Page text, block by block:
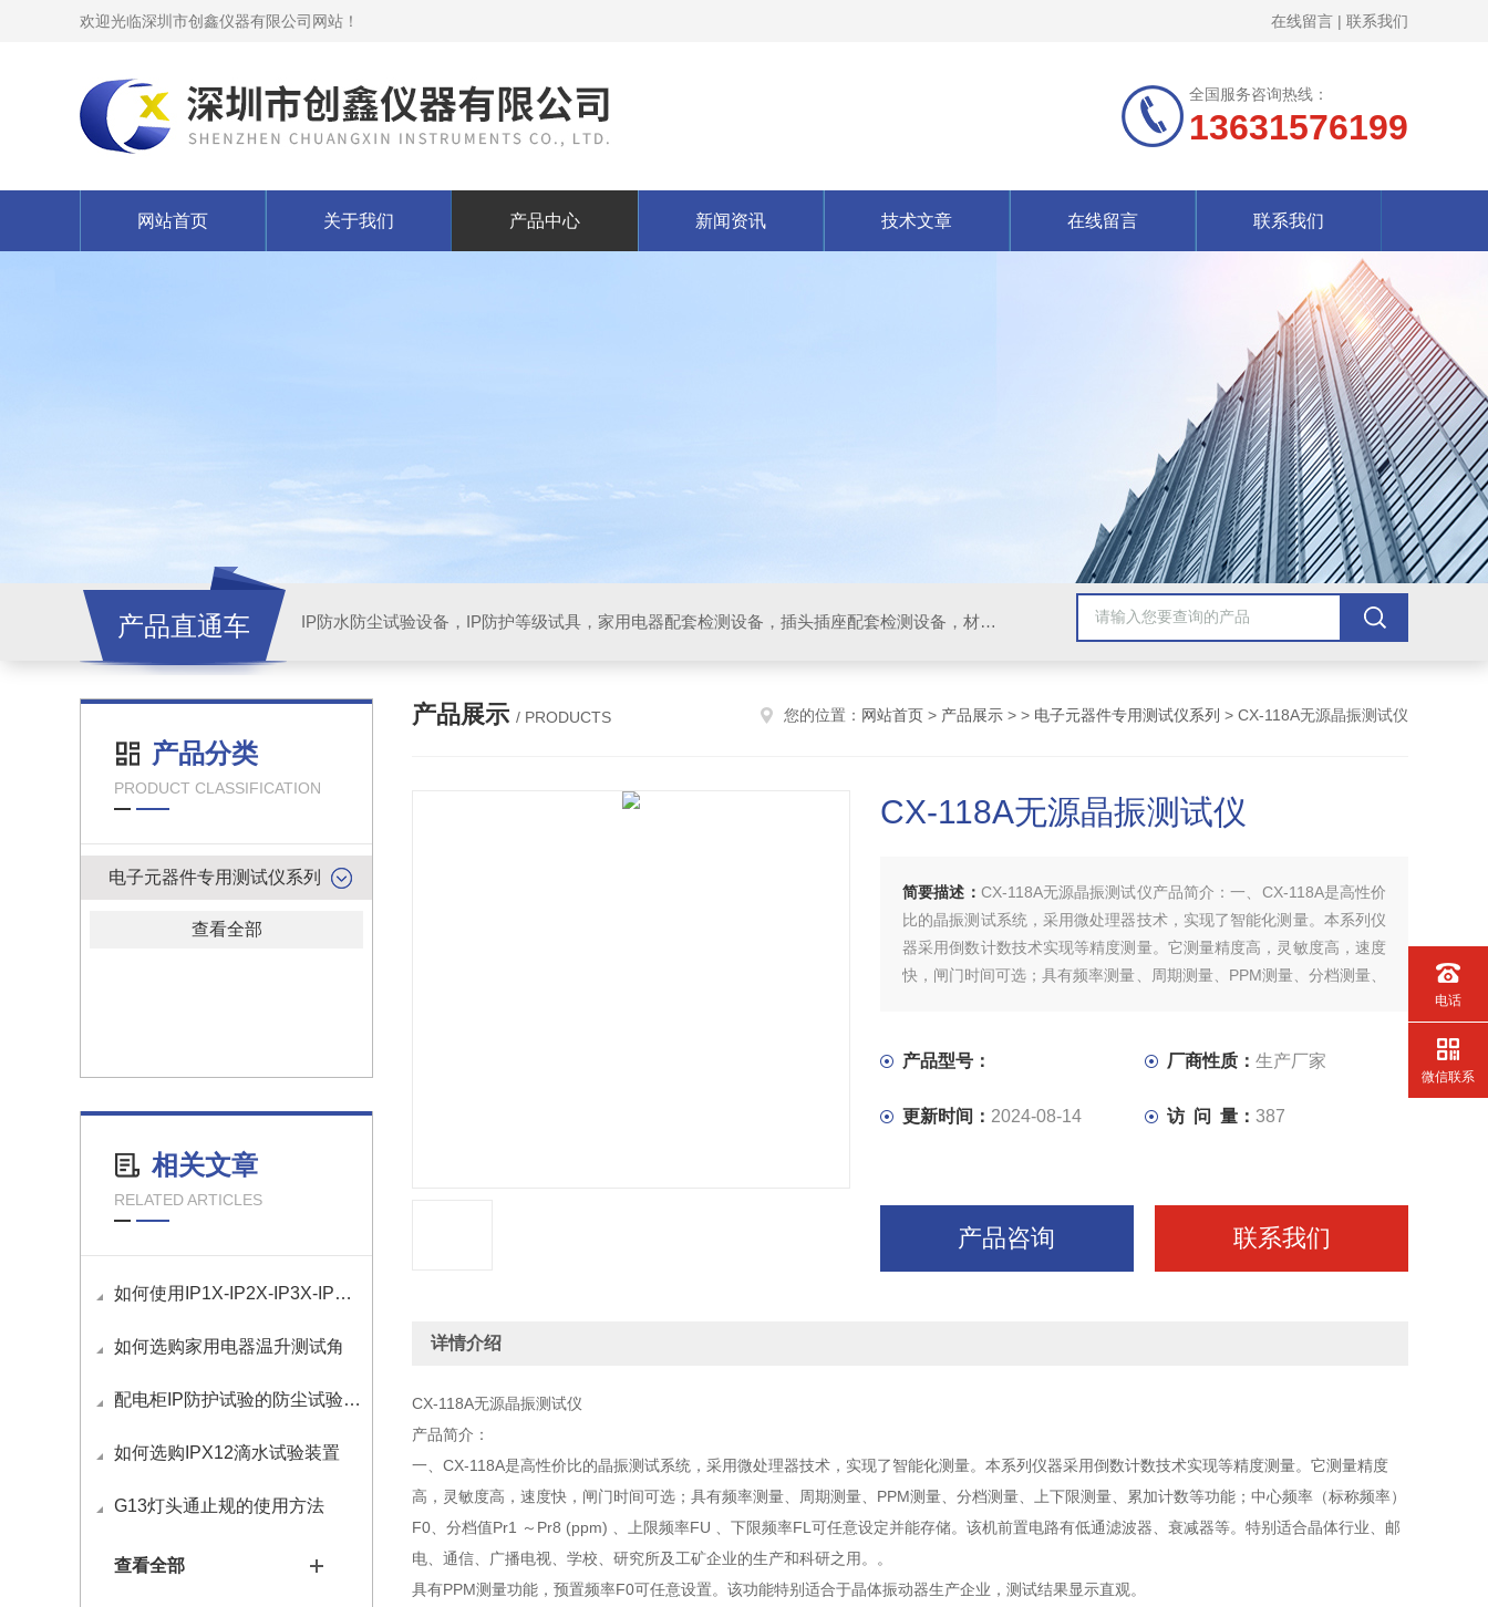
欢迎光临深圳市创鑫仪器有限公司网站！ 在线留言 | 联系我们
全国服务咨询热线：
13631576199
网站首页 关于我们 产品中心 新闻资讯 技术文章 在线留言 联系我们
产品直通车 IP防水防尘试验设备，IP防护等级试具，家用电器配套检测设备，插头插座配套检测设备，材料阻燃试验设备，碰撞试验装置，GB4943.1配套检测产品，GB9706.1医用电气配套试验设备
产品分类
PRODUCT CLASSIFICATION
电子元器件专用测试仪系列
查看全部
相关文章
RELATED ARTICLES
如何使用IP1X-IP2X-IP3X-IP4X等级试验探棒？
如何选购家用电器温升测试角
配电柜IP防护试验的防尘试验要求是什么？
如何选购IPX12滴水试验装置
G13灯头通止规的使用方法
查看全部
产品展示 / PRODUCTS 您的位置： 网站首页 > 产品展示 > > 电子元器件专用测试仪系列 > CX-118A无源晶振测试仪
CX-118A无源晶振测试仪
简要描述： CX-118A无源晶振测试仪产品简介：一、CX-118A是高性价
比的晶振测试系统，采用微处理器技术，实现了智能化测量。本系列仪
器采用倒数计数技术实现等精度测量。它测量精度高，灵敏度高，速度
快，闸门时间可选；具有频率测量、周期测量、PPM测量、分档测量、
产品型号： 厂商性质： 生产厂家
更新时间： 2024-08-14 访 问 量： 387
产品咨询 联系我们
详情介绍
CX-118A无源晶振测试仪
产品简介：
一、CX-118A是高性价比的晶振测试系统，采用微处理器技术，实现了智能化测量。本系列仪器采用倒数计数技术实现等精度测量。它测量精度
高，灵敏度高，速度快，闸门时间可选；具有频率测量、周期测量、PPM测量、分档测量、上下限测量、累加计数等功能；中心频率（标称频率）
F0、分档值Pr1 ～Pr8 (ppm) 、上限频率FU 、下限频率FL可任意设定并能存储。该机前置电路有低通滤波器、衰减器等。特别适合晶体行业、邮
电、通信、广播电视、学校、研究所及工矿企业的生产和科研之用。。
具有PPM测量功能，预置频率F0可任意设置。该功能特别适合于晶体振动器生产企业，测试结果显示直观。
电话
微信联系